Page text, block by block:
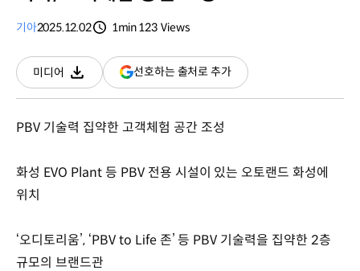
기아2025.12.02
1min123 Views
미디어
다운로드
선호하는 출처로 추가(새
창
PBV 기술력 집약한 고객체험 공간 조성
화성 EVO Plant 등 PBV 전용 시설이 있는 오토랜드 화성에
위치
‘오디토리움’, ‘PBV to Life 존’ 등 PBV 기술력을 집약한 2층
규모의 브랜드관